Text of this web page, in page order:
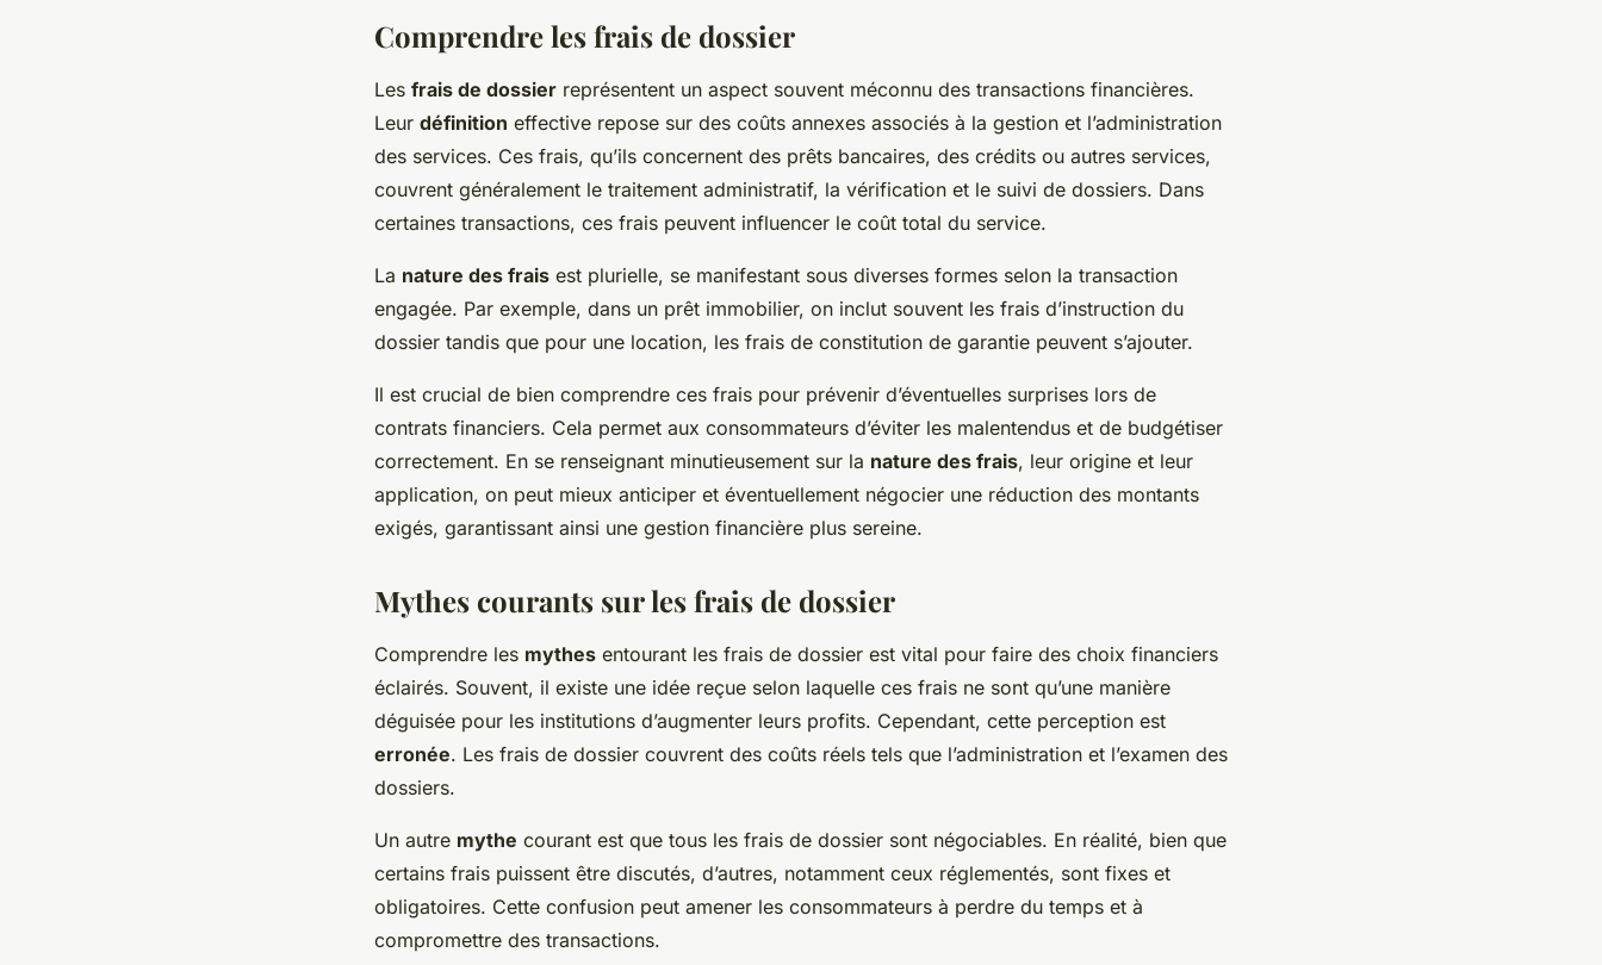
Comprendre les frais de dossier
Les frais de dossier représentent un aspect souvent méconnu des transactions financières.
Leur définition effective repose sur des coûts annexes associés à la gestion et l’administration
des services. Ces frais, qu’ils concernent des prêts bancaires, des crédits ou autres services,
couvrent généralement le traitement administratif, la vérification et le suivi de dossiers. Dans
certaines transactions, ces frais peuvent influencer le coût total du service.
La nature des frais est plurielle, se manifestant sous diverses formes selon la transaction
engagée. Par exemple, dans un prêt immobilier, on inclut souvent les frais d’instruction du
dossier tandis que pour une location, les frais de constitution de garantie peuvent s’ajouter.
Il est crucial de bien comprendre ces frais pour prévenir d’éventuelles surprises lors de
contrats financiers. Cela permet aux consommateurs d’éviter les malentendus et de budgétiser
correctement. En se renseignant minutieusement sur la nature des frais, leur origine et leur
application, on peut mieux anticiper et éventuellement négocier une réduction des montants
exigés, garantissant ainsi une gestion financière plus sereine.
Mythes courants sur les frais de dossier
Comprendre les mythes entourant les frais de dossier est vital pour faire des choix financiers
éclairés. Souvent, il existe une idée reçue selon laquelle ces frais ne sont qu’une manière
déguisée pour les institutions d’augmenter leurs profits. Cependant, cette perception est
erronée. Les frais de dossier couvrent des coûts réels tels que l’administration et l’examen des
dossiers.
Un autre mythe courant est que tous les frais de dossier sont négociables. En réalité, bien que
certains frais puissent être discutés, d’autres, notamment ceux réglementés, sont fixes et
obligatoires. Cette confusion peut amener les consommateurs à perdre du temps et à
compromettre des transactions.